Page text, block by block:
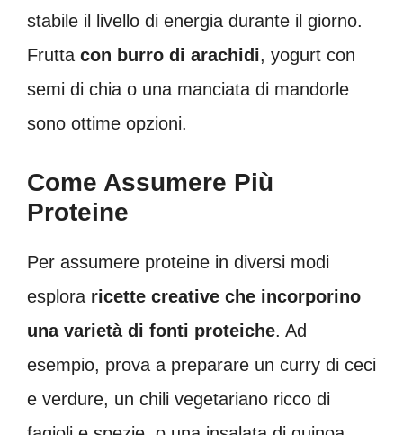
stabile il livello di energia durante il giorno.
Frutta con burro di arachidi, yogurt con
semi di chia o una manciata di mandorle
sono ottime opzioni.
Come Assumere Più
Proteine
Per assumere proteine in diversi modi
esplora ricette creative che incorporino
una varietà di fonti proteiche. Ad
esempio, prova a preparare un curry di ceci
e verdure, un chili vegetariano ricco di